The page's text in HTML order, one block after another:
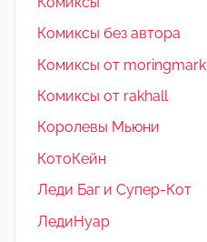
Комиксы без автора
Комиксы от moringmark
Комиксы от rakhall
Королевы Мьюни
КотоКейн
Леди Баг и Супер-Кот
ЛедиНуар